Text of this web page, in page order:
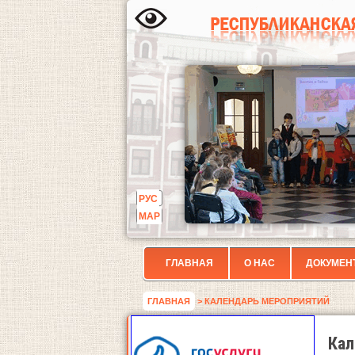
РУС
МАР
ГЛАВНАЯ О НАС
ГЛАВНАЯ > КАЛЕНДАРЬ МЕРОПРИЯТИЙ